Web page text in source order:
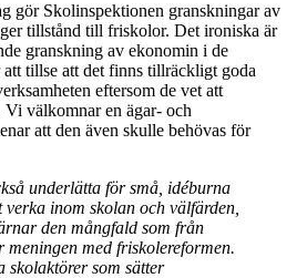
gör Skolinspektionen granskningar av
tillstånd till friskolor. Det ironiska är
granskning av ekonomin i de
tillse att det finns tillräckligt goda
eftersom de vet att
välkomnar en ägar- och
att den även skulle behövas för
underlätta för små, idéburna
verka inom skolan och välfärden,
den mångfald som från
meningen med friskolereformen.
skolaktörer som sätter